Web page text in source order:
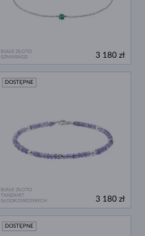
BIAŁE ZŁOTO
SZMARAGD
3 180 zł
BIAŁE ZŁOTO
TANZANIT
SŁODKOWODNYCH
DOSTĘPNE
3 180 zł
DOSTĘPNE